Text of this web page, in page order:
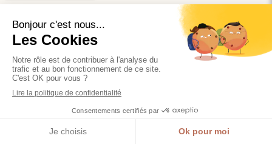
Accueil
Thérapie individuelle